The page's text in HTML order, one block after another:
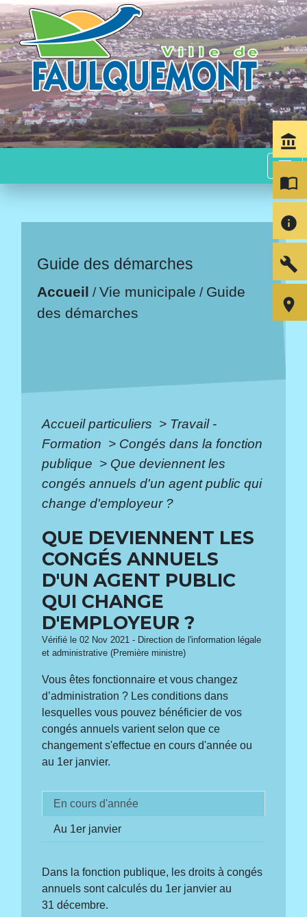
menu
Guide des démarches
Accueil /Vie municipale / Guide
des démarches
Accueil particuliers > Travail -
Formation > Congés dans la fonction
publique > Que deviennent les
congés annuels d'un agent public qui
change d'employeur ?
QUE DEVIENNENT LES
CONGÉS ANNUELS
D'UN AGENT PUBLIC
QUI CHANGE
D'EMPLOYEUR ?
Vérifié le 02 Nov 2021 - Direction de l'information légale
et administrative (Première ministre)
Vous êtes fonctionnaire et vous changez
d’administration ? Les conditions dans
lesquelles vous pouvez bénéficier de vos
congés annuels varient selon que ce
changement s'effectue en cours d'année ou
au 1er janvier.
En cours d'année
Au 1er janvier
Dans la fonction publique, les droits à congés
annuels sont calculés du 1er janvier au
31 décembre.
account_balance
import_contacts
info
build
room